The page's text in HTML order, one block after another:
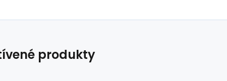
produkty